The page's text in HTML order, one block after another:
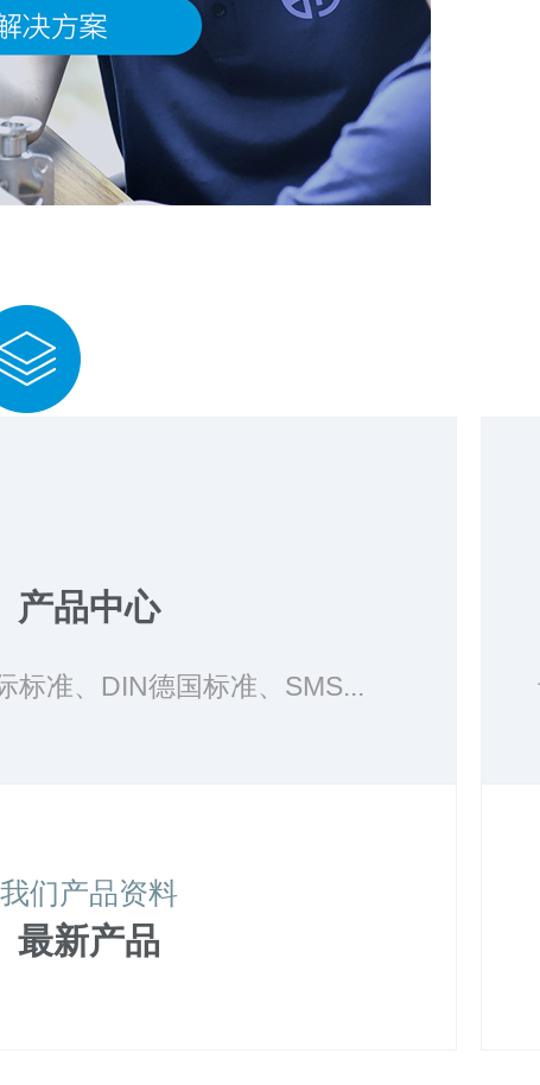
产品中心
标准、DIN德国标准、SMS...
我们产品资料
最新产品